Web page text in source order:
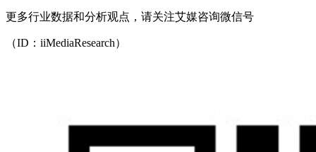
更多行业数据和分析观点，请关注艾媒咨询微信号
（ID：iiMediaResearch）